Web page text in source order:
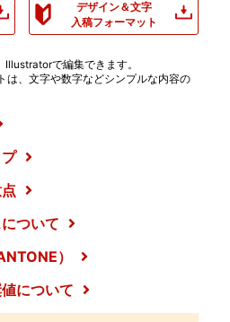
デザイン＆文字
入稿フォーマット
Illustratorで編集できます。
は、文字や数字などシンプルな内容の
ついて
）
について